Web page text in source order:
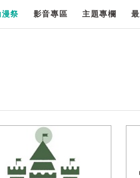
祭 影音專區 主題專欄